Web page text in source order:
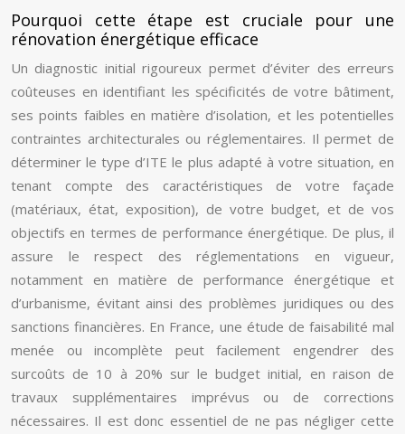
Pourquoi cette étape est cruciale pour une
rénovation énergétique efficace
Un diagnostic initial rigoureux permet d’éviter des erreurs
coûteuses en identifiant les spécificités de votre bâtiment,
ses points faibles en matière d’isolation, et les potentielles
contraintes architecturales ou réglementaires. Il permet de
déterminer le type d’ITE le plus adapté à votre situation, en
tenant compte des caractéristiques de votre façade
(matériaux, état, exposition), de votre budget, et de vos
objectifs en termes de performance énergétique. De plus, il
assure le respect des réglementations en vigueur,
notamment en matière de performance énergétique et
d’urbanisme, évitant ainsi des problèmes juridiques ou des
sanctions financières. En France, une étude de faisabilité mal
menée ou incomplète peut facilement engendrer des
surcoûts de 10 à 20% sur le budget initial, en raison de
travaux supplémentaires imprévus ou de corrections
nécessaires. Il est donc essentiel de ne pas négliger cette